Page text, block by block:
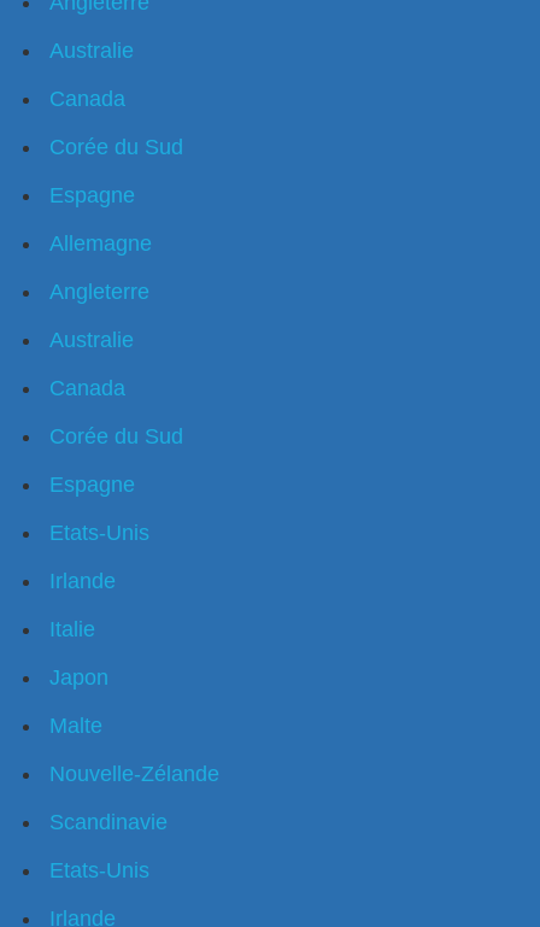
Australie
Canada
Corée du Sud
Espagne
Allemagne
Angleterre
Australie
Canada
Corée du Sud
Espagne
Etats-Unis
Irlande
Italie
Japon
Malte
Nouvelle-Zélande
Scandinavie
Etats-Unis
Irlande